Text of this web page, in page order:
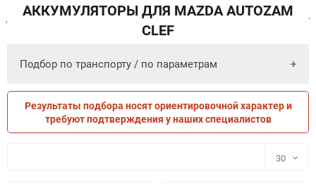
АККУМУЛЯТОРЫ ДЛЯ MAZDA AUTOZAM
CLEF
Подбор по транспорту / по параметрам
ПО ТРАНСПОРТУ ПО ПАРАМЕТРАМ
Результаты подбора носят ориентировочной характер и
требуют подтверждения у наших специалистов
30